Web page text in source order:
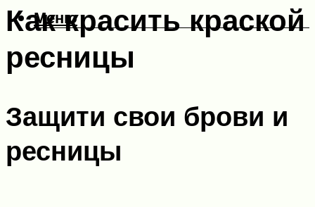
Меню
Как красить краской
ресницы
Защити свои брови и
ресницы